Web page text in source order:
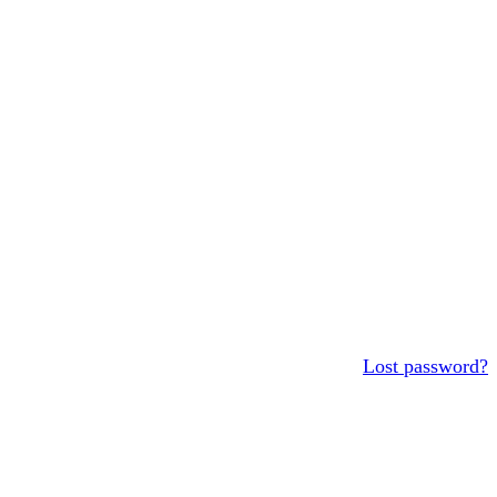
Lost password?